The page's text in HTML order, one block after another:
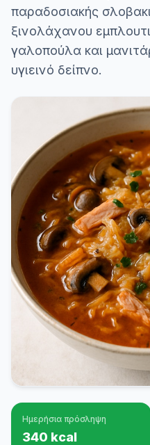
παραδοσιακής
ξινολάχανου
γαλοπούλα και
υγιεινό δείπνο.
Ημερήσια πρόσληψη
340 kcal